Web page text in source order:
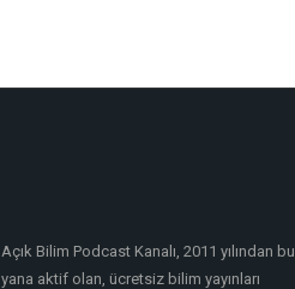
Açık Bilim Podcast Kanalı, 2011 yılından bu
yana aktif olan, ücretsiz bilim yayınları